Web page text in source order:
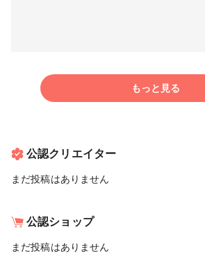
もっと見る
公認クリエイター
まだ投稿はありません
公認ショップ
まだ投稿はありません